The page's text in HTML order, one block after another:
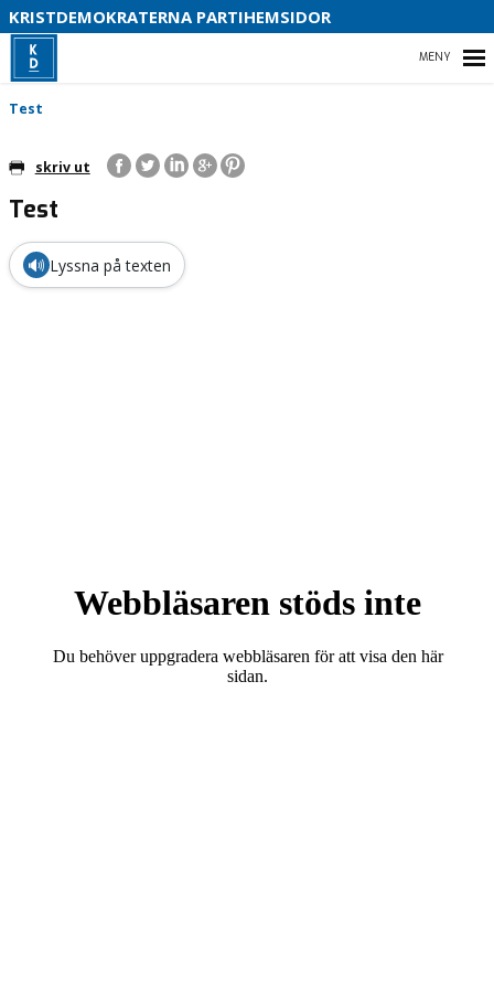
KRISTDEMOKRATERNA PARTIHEMSIDOR
HEM
Test
skriv ut
Test
🔊 Lyssna på texten